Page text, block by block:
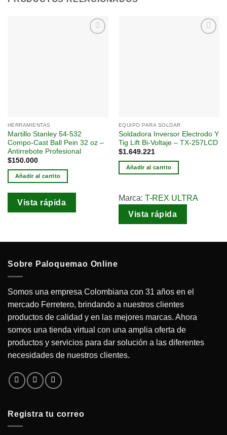
HERRAMIENTAS
Martillo Stanley 54-532
Compo-Cast Ball Pein 32 oz –
Antirrebote Profesional
$150.000
Añadir al carrito
Vista rápida
EQUIPO PARA SOLDAR
Soldadora Inversor Electrodo Y
Tig Lift Bi-Voltaje – TX-257LCD
$1.649.221
Añadir al carrito
Marca: T-REX ULTRA
Vista rápida
Sobre Paloquemao Online
Somos una empresa Colombiana con 31 años en el
mercado Ferretero, brindando a nuestros clientes
productos de calidad y en las mejores marcas. Ahora
somos una tienda virtual con una amplia oferta de
productos y servicios para dar solución a las diferentes
necesidades de nuestros clientes.
Registra tu correo